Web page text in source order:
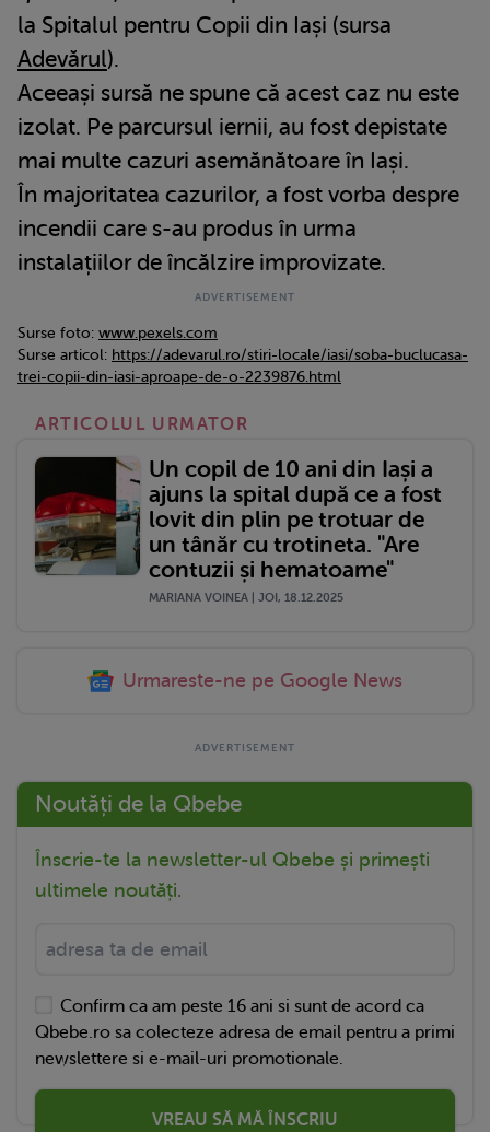
la Spitalul pentru Copii din Iași (sursa
Adevărul).
Aceeași sursă ne spune că acest caz nu este
izolat. Pe parcursul iernii, au fost depistate
mai multe cazuri asemănătoare în Iași.
În majoritatea cazurilor, a fost vorba despre
incendii care s-au produs în urma
instalațiilor de încălzire improvizate.
Surse foto: www.pexels.com
Surse articol: https://adevarul.ro/stiri-locale/iasi/soba-buclucasa-
trei-copii-din-iasi-aproape-de-o-2239876.html
ARTICOLUL URMATOR
Un copil de 10 ani din Iași a
ajuns la spital după ce a fost
lovit din plin pe trotuar de
un tânăr cu trotineta. "Are
contuzii și hematoame"
MARIANA VOINEA | JOI, 18.12.2025
Urmareste-ne pe Google News
Noutăți de la Qbebe
Înscrie-te la newsletter-ul Qbebe și primești
ultimele noutăți.
Confirm ca am peste 16 ani si sunt de acord ca
Qbebe.ro sa colecteze adresa de email pentru a primi
newslettere si e-mail-uri promotionale.
VREAU SĂ MĂ ÎNSCRIU